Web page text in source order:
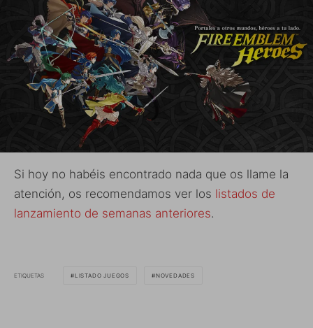
Si hoy no habéis encontrado nada que os llame la
atención, os recomendamos ver los listados de
lanzamiento de semanas anteriores.
ETIQUETAS LISTADO JUEGOS NOVEDADES